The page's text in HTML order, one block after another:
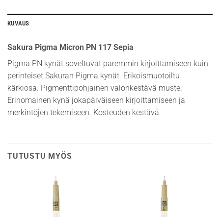
KUVAUS
Sakura Pigma Micron PN 117 Sepia
Pigma PN kynät soveltuvat paremmin kirjoittamiseen kuin
perinteiset Sakuran Pigma kynät. Erikoismuotoiltu
kärkiosa. Pigmenttipohjainen valonkestävä muste.
Erinomainen kynä jokapäiväiseen kirjoittamiseen ja
merkintöjen tekemiseen. Kosteuden kestävä.
TUTUSTU MYÖS